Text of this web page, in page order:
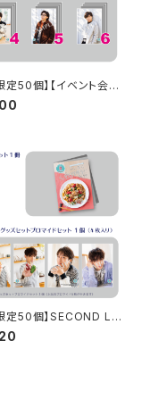
定50個】【イベント会場
】SECOND LINE Pre
んなに会いに行くよ!
定50個】SECOND LIN
みんなに会いに行
45回 in 静岡 開催記念